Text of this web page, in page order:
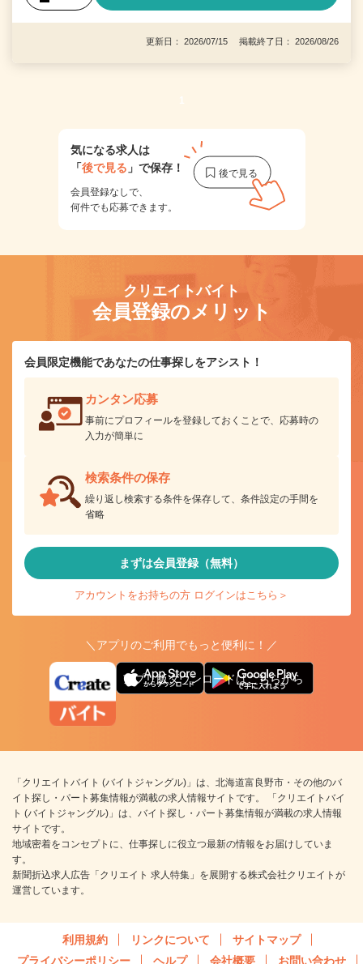
更新日： 2026/07/15 掲載終了日： 2026/08/26
1
気になる求人は
「後で見る 」で保存！
会員登録なしで、
何件でも応募できます。
クリエイトバイト
会員登録のメリット
会員限定機能であなたの仕事探しをアシスト！
カンタン応募
事前にプロフィールを登録しておくことで、応募時の
入力が簡単に
検索条件の保存
繰り返し検索する条件を保存して、条件設定の手間を
省略
まずは会員登録（無料）
アカウントをお持ちの方 ログインはこちら＞
＼アプリのご利用でもっと便利に！／
アプリ版ダウンロードはこちらから
「クリエイトバイト (バイトジャングル)」は、北海道富良野市・その他のバ
イト探し・パート募集情報が満載の求人情報サイトです。 「クリエイトバイ
ト (バイトジャングル)」は、バイト探し・パート募集情報が満載の求人情報
サイトです。
地域密着をコンセプトに、仕事探しに役立つ最新の情報をお届けしていま
す。
新聞折込求人広告「クリエイト 求人特集」を展開する株式会社クリエイトが
運営しています。
利用規約 リンクについて
サイトマップ
プライバシーポリシー
ヘルプ 会社概要 お問い合わせ